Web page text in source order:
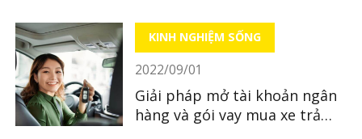
KINH NGHIỆM SỐNG
2022/09/01
Giải pháp mở tài khoản ngân
hàng và gói vay mua xe trả